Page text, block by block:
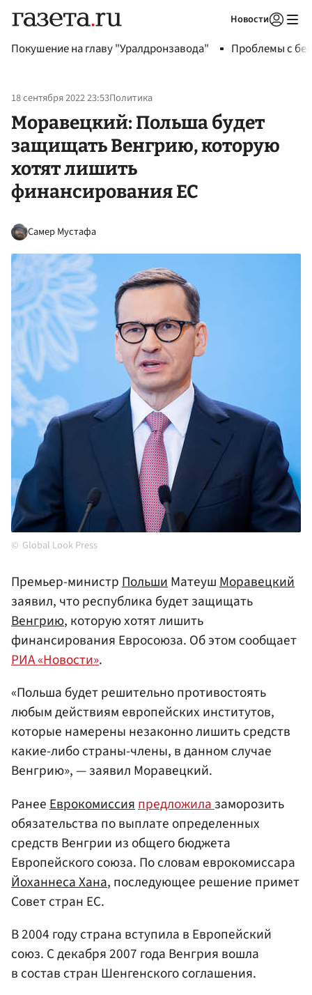
Новости
Покушение на главу "Уралдронзавода" Проблемы с
18 сентября 2022 23:53Политика
Моравецкий: Польша будет
защищать Венгрию, которую
хотят лишить
финансирования ЕС
Самер Мустафа
Global Look Press
Премьер-министрПольшиМатеушМоравецкий
заявил, что республика будет защищать
Венгрию, которую хотят лишить
финансирования Евросоюза. Об этом сообщает
РИА «Новости».
«Польша будет решительно противостоять
любым действиям европейских институтов,
которые намерены незаконно лишить средств
какие-либо страны-члены, в данном случае
Венгрию», — заявил Моравецкий.
Ранее Еврокомиссия предложила заморозить
обязательства по выплате определенных
средств Венгрии из общего бюджета
Европейского союза. По словам еврокомиссара
Йоханнеса Хана, последующее решение примет
Совет стран ЕС.
В 2004 году страна вступила в Европейский
союз. С декабря 2007 года Венгрия вошла
в состав стран Шенгенского соглашения.